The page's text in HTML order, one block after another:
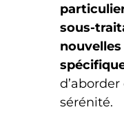
sous-
sérénité.